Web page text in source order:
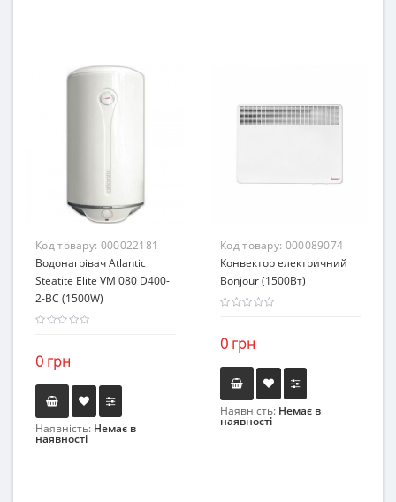
Код товару: 000022181
Водонагрівач Atlantic
Steatite Elite VM 080 D400-
2-BC (1500W)
0 грн
Наявність: Немає в
наявності
Код товару: 000089074
Конвектор електричний
Bonjour (1500Вт)
0 грн
Наявність: Немає в
наявності